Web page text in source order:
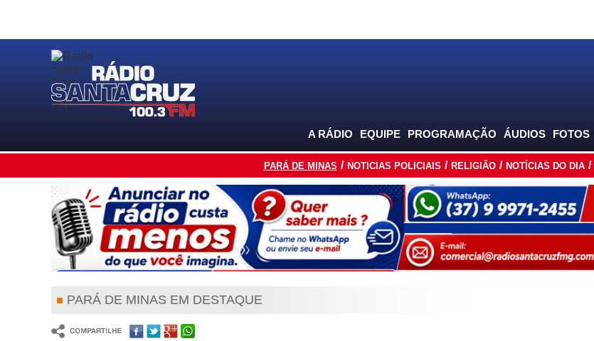
A RÁDIO EQUIPE PROGRAMAÇÃO ÁUDIOS FOTOS
PARÁ DE MINAS NOTICIAS POLICIAIS RELIGIÃO NOTÍCIAS DO DIA
PARÁ DE MINAS EM DESTAQUE